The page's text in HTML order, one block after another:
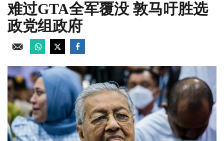
难过GTA全军覆没 敦马吁胜选
政党组政府